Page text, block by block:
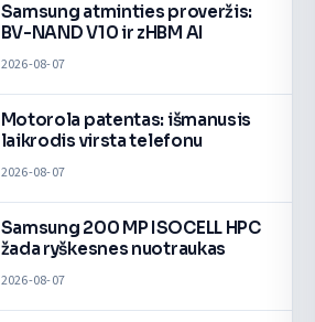
Samsung atminties proveržis:
BV-NAND V10 ir zHBM AI
2026-08-07
Motorola patentas: išmanusis
laikrodis virsta telefonu
2026-08-07
Samsung 200 MP ISOCELL HPC
žada ryškesnes nuotraukas
2026-08-07